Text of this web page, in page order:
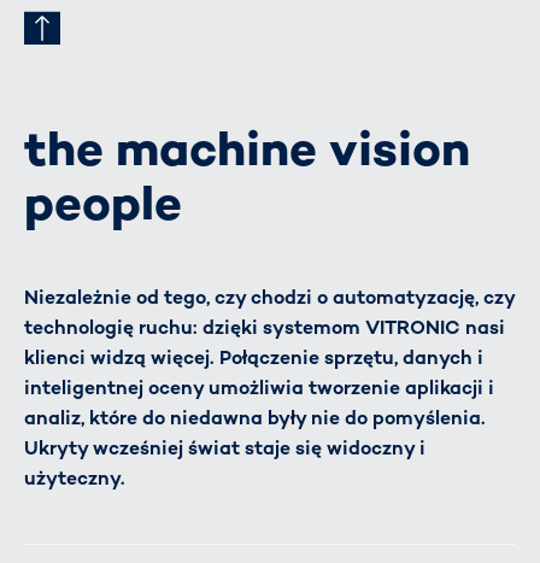
the machine vision
people
Niezależnie od tego, czy chodzi o automatyzację, czy
technologię ruchu: dzięki systemom VITRONIC nasi
klienci widzą więcej. Połączenie sprzętu, danych i
inteligentnej oceny umożliwia tworzenie aplikacji i
analiz, które do niedawna były nie do pomyślenia.
Ukryty wcześniej świat staje się widoczny i
użyteczny.